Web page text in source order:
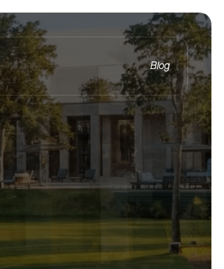
Blog